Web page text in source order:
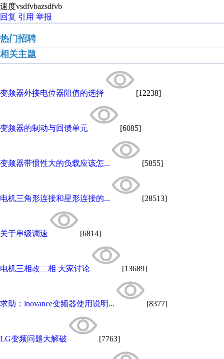
速度vsdfvbazsdfvb
回复 引用 举报
热门招聘
相关主题
变频器外接电位器阻值的选择 [12238]
变频器的制动与回馈单元 [6085]
变频器带惯性大的负载应该怎... [5855]
电机三角形连接和星形连接的... [28513]
关于串级调速 [6814]
电机三相改二相 大家讨论 [13689]
求助：lnovance变频器使用说明... [8377]
LG变频问题大解破 [7763]